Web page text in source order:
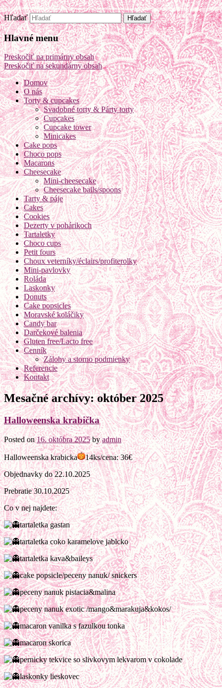
Sweet cakes bakery
Hľadať
Hlavné menu
Preskočiť na primárny obsah
Preskočiť na sekundárny obsah
Domov
O nás
Torty & cupcakes
Svadobné torty & Párty torty
Cupcakes
Cupcake tower
Minicakes
Cake pops
Choco pops
Macarons
Cheesecake
Mini-cheesecake
Cheesecake balls/spoons
Tarty & páje
Cakes
Cookies
Dezerty v pohárikoch
Tartaletky
Choco cups
Petit fours
Choux veterníky/éclairs/profiterolky
Mini-pavlovky
Roláda
Laskonky
Donuts
Cake popsicles
Moravské koláčiky
Candy bar
Darčekové balenia
Gluten free/Lacto free
Cenník
Zálohy a storno podmienky
Referencie
Kontakt
Mesačné archívy:október 2025
Halloweenska krabička
Posted on16. októbra 2025 byadmin
Halloweenska krabicka
14ks/cena: 36€
Objednavky do 22.10.2025
Prebratie 30.10.2025
Co v nej najdete:
tartaletka gastan
tartaletka coko karamelove jablcko
tartaletka kava&baileys
cake popsicle/peceny nanuk/ snickers
peceny nanuk pistacia&malina
peceny nanuk exotic /mango&marakuja&kokos/
macaron vanilka s fazulkou tonka
macaron skorica
pernicky tekvice so slivkovym lekvarom v cokolade
laskonky lieskovec